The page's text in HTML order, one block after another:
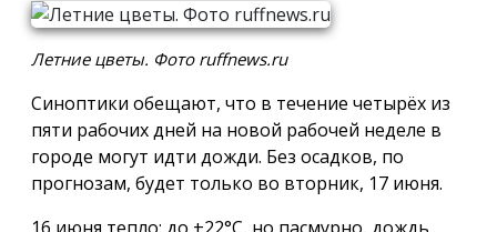
Летние цветы. Фото ruffnews.ru
Синоптики обещают, что в течение четырёх из
пяти рабочих дней на новой рабочей неделе в
городе могут идти дожди. Без осадков, по
прогнозам, будет только во вторник, 17 июня.